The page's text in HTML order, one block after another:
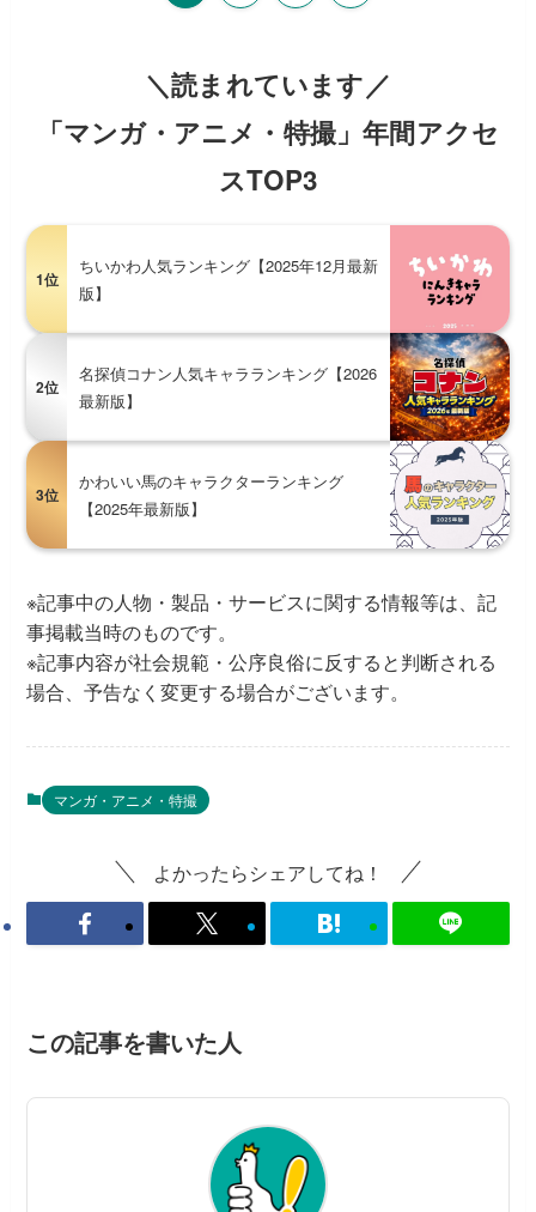
＼読まれています／
「マンガ・アニメ・特撮」年間アクセ
スTOP3
1位
ちいかわ人気ランキング【2025年12月最新
版】
2位
名探偵コナン人気キャラランキング【2026
最新版】
3位
かわいい馬のキャラクターランキング
【2025年最新版】
※記事中の人物・製品・サービスに関する情報等は、記
事掲載当時のものです。
※記事内容が社会規範・公序良俗に反すると判断される
場合、予告なく変更する場合がございます。
マンガ・アニメ・特撮
よかったらシェアしてね！
この記事を書いた人